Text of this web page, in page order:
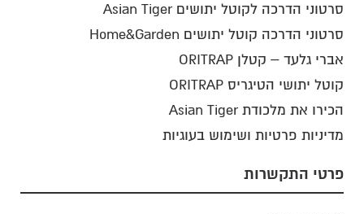
סרטוני הדרכה לקוטל יתושים Asian Tiger
סרטוני הדרכה קוטל יתושים Home&Garden
אברי גלעד – קטלן ORITRAP
קוטל יתושי הטיגריס ORITRAP
הכירו את מלכודת Asian Tiger
מדיניות פרטיות ושימוש בעוגיות
פרטי התקשרות